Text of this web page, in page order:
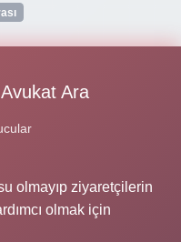
Ara
olmayıp ziyaretçilerin
olmak için